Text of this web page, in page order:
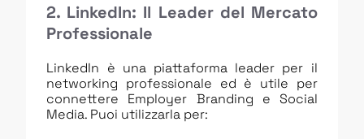
2. LinkedIn: Il Leader del Mercato
Professionale
LinkedIn è una piattaforma leader per il
networking professionale ed è utile per
connettere Employer Branding e Social
Media. Puoi utilizzarla per: